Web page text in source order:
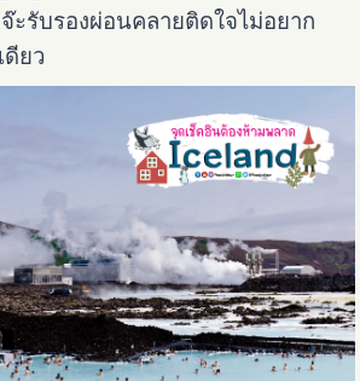
ะรับรองผ่อนคลายติดใจไม่อยาก
ดียว